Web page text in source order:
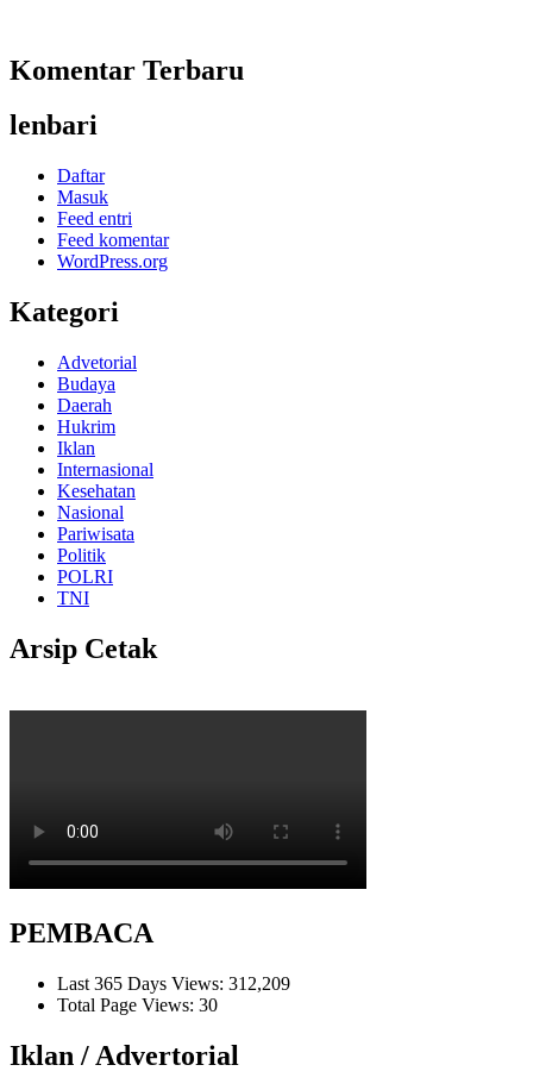
Komentar Terbaru
lenbari
Daftar
Masuk
Feed entri
Feed komentar
WordPress.org
Kategori
Advetorial
Budaya
Daerah
Hukrim
Iklan
Internasional
Kesehatan
Nasional
Pariwisata
Politik
POLRI
TNI
Arsip Cetak
PEMBACA
Last 365 Days Views: 312,209
Total Page Views: 30
Iklan / Advertorial